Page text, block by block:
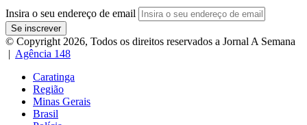
Insira o seu endereço de email
© Copyright 2026, Todos os direitos reservados a Jornal A Semana
Agência 148
Caratinga
Região
Minas Gerais
Brasil